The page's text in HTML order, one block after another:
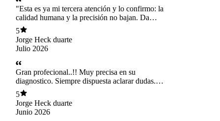
​"Esta es ya mi tercera atención y lo confirmo: la
calidad humana y la precisión no bajan. Da
gusto atenderse con alguien que de verdad
escucha, no te apura y te explica todo de forma
impecable a través de la pantalla. Te vas con una
tranquilidad tremenda cada vez. Recomiendo
agendar totalmente
5
Jorge Heck duarte
Julio 2026
Gran profecional..!! Muy precisa en su
diagnostico. Siempre dispuesta aclarar dudas.
Puedo recomendarla con absoluta confiaza.
Gracias Doctora.
5
Jorge Heck duarte
Junio 2026